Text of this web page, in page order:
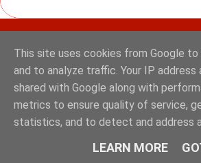
ΦΟΥΝΤΑΣ
This site uses cookies from Google
and to analyze traffic. Your IP address
shared with Google along with
metrics to ensure quality of service,
statistics, and to detect and address
LEARN MORE